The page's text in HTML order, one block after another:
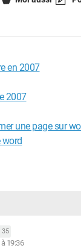
en 2007
2007
une page sur
word
35
19:36